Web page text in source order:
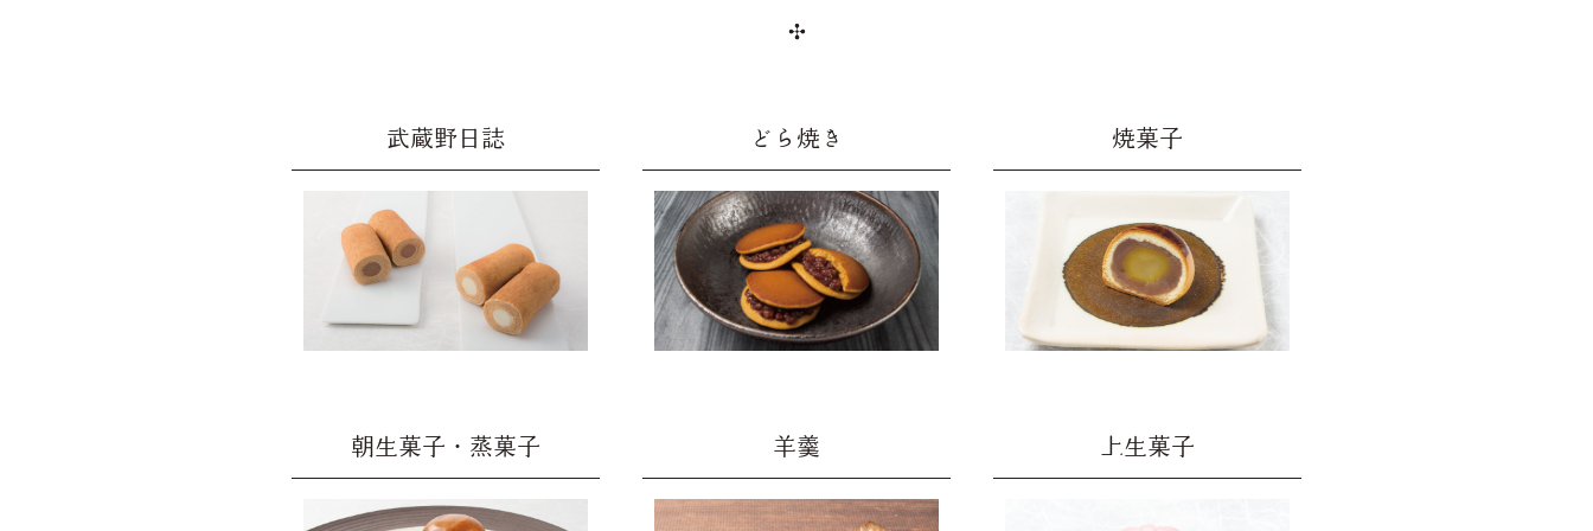
武蔵野日誌 どら焼き 焼菓子
朝生菓子・蒸菓子 羊羹 上生菓子